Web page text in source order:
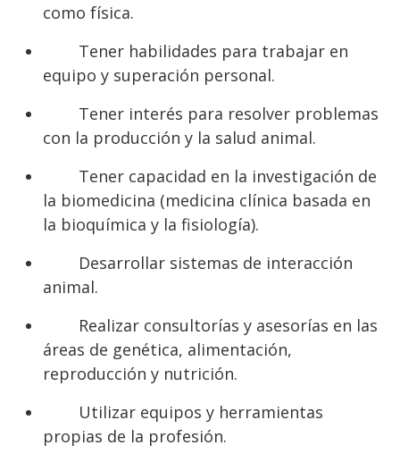
como física.
Tener habilidades para trabajar en
equipo y superación personal.
Tener interés para resolver problemas
con la producción y la salud animal.
Tener capacidad en la investigación de
la biomedicina (medicina clínica basada en
la bioquímica y la fisiología).
Desarrollar sistemas de interacción
animal.
Realizar consultorías y asesorías en las
áreas de genética, alimentación,
reproducción y nutrición.
Utilizar equipos y herramientas
propias de la profesión.